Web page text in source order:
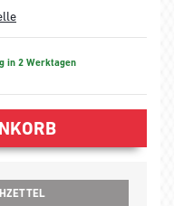
in 2 Werktagen